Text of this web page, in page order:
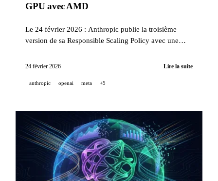
GPU avec AMD
Le 24 février 2026 : Anthropic publie la troisième
version de sa Responsible Scaling Policy avec une
trimestriels ; GPT-5.3-Codex passe en disponibilité
multi-annuel AMD pour ~6 GW de capacité GPU ;
introduit Remote Control depuis mobile.
24 février 2026 Lire la suite
anthropic openai meta +5